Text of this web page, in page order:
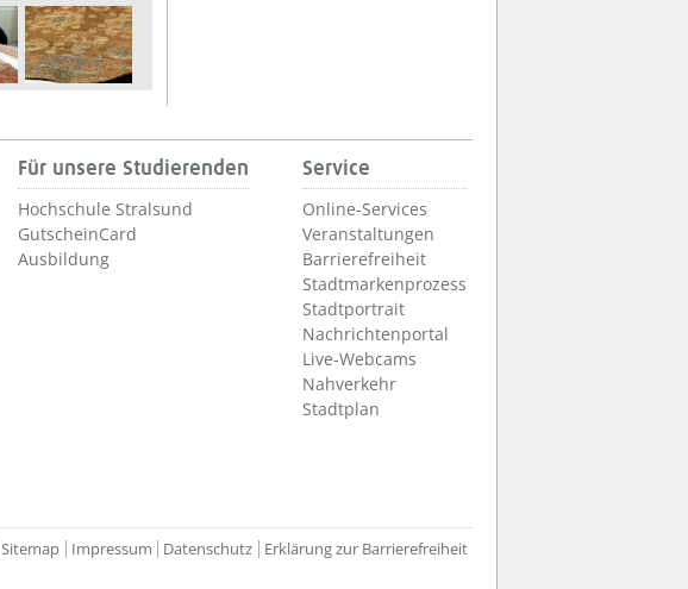
Für unsere Studierenden
Hochschule Stralsund
GutscheinCard
Ausbildung
Service
Online-Services
Veranstaltungen
Barrierefreiheit
Stadtmarkenprozess
Stadtportrait
Nachrichtenportal
Live-Webcams
Nahverkehr
Stadtplan
Sitemap Impressum Datenschutz Erklärung zur Barrierefreiheit